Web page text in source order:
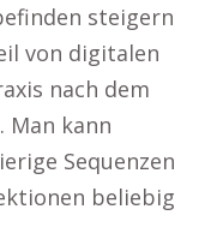
steigern
von digitalen
nach dem
Man kann
Sequenzen
beliebig